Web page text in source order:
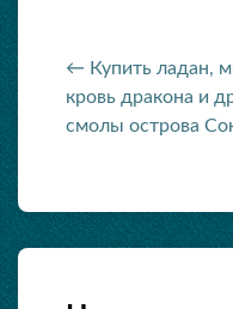
← Купить ладан,
кровь дракона и
смолы острова